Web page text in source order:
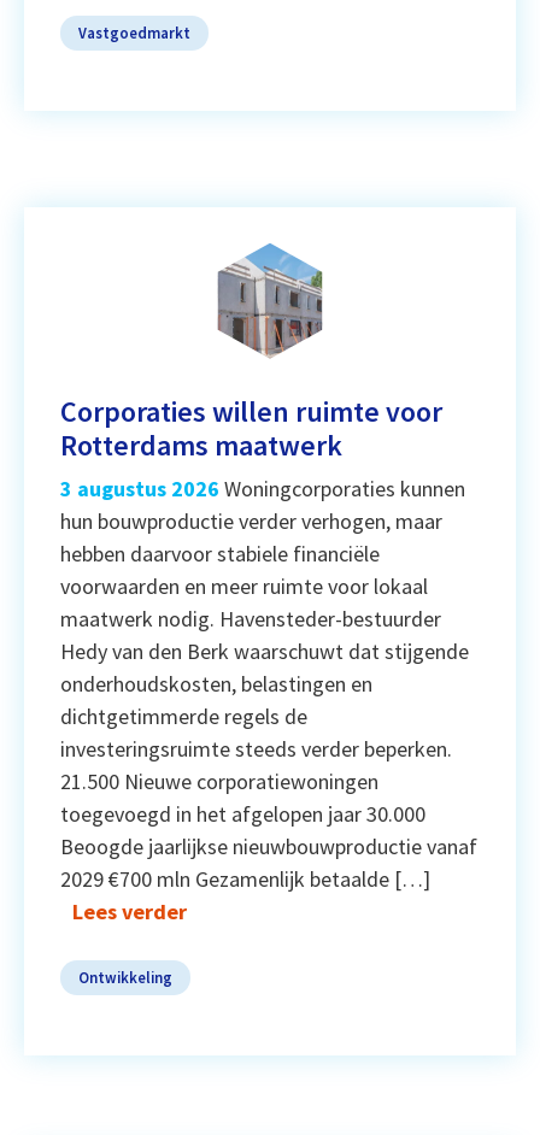
Vastgoedmarkt
Corporaties willen ruimte voor
Rotterdams maatwerk
3 augustus 2026 Woningcorporaties kunnen
hun bouwproductie verder verhogen, maar
hebben daarvoor stabiele financiële
voorwaarden en meer ruimte voor lokaal
maatwerk nodig. Havensteder-bestuurder
Hedy van den Berk waarschuwt dat stijgende
onderhoudskosten, belastingen en
dichtgetimmerde regels de
investeringsruimte steeds verder beperken.
21.500 Nieuwe corporatiewoningen
toegevoegd in het afgelopen jaar 30.000
Beoogde jaarlijkse nieuwbouwproductie vanaf
2029 €700 mln Gezamenlijk betaalde […]
Lees verder
Ontwikkeling